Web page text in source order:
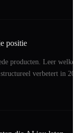
positie
producten. Leer welke
verbetert in